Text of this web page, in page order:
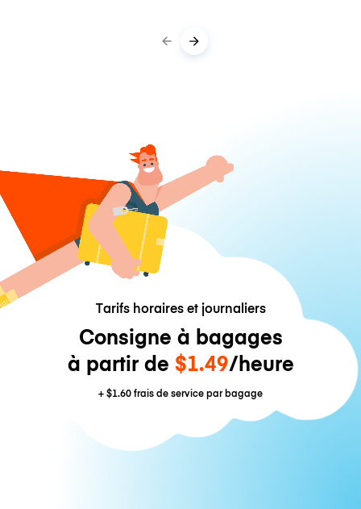
Tarifs horaires et journaliers
Consigne à bagages
à partir de $1.49/heure
+$1.60frais de service par bagage